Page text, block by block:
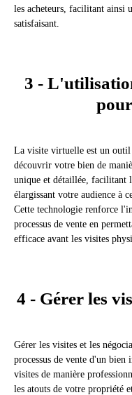
les acheteurs, facilitant ainsi
satisfaisant.
3 -
La visite virtuelle est un outil
découvrir votre bien de
unique et détaillée, facilitant
élargissant votre audience à
Cette technologie renforce
processus de vente en
efficace avant les visites
4 - Gérer les
Gérer les visites et les
processus de vente d'un
visites de manière
les atouts de votre propriété